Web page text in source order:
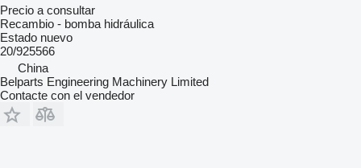
Precio a consultar
Recambio - bomba hidráulica
Estado nuevo
20/925566
China
Belparts Engineering Machinery Limited
Contacte con el vendedor